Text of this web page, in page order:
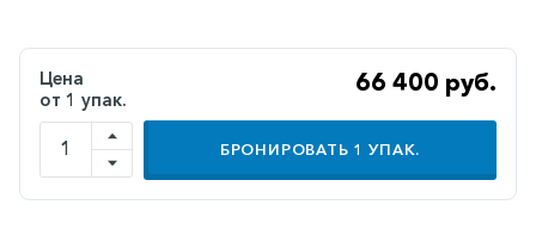
Дерматологические
Диабетические
Желудочно-
кишечные
Цена
от 1 упак.
66 400 руб.
БРОНИРОВАТЬ 1 УПАК.